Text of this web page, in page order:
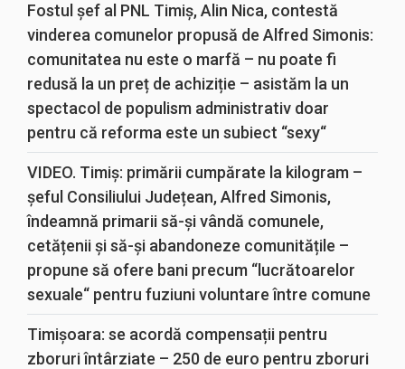
Fostul șef al PNL Timiș, Alin Nica, contestă
vinderea comunelor propusă de Alfred Simonis:
comunitatea nu este o marfă – nu poate fi
redusă la un preț de achiziție – asistăm la un
spectacol de populism administrativ doar
pentru că reforma este un subiect “sexy“
VIDEO. Timiș: primării cumpărate la kilogram –
șeful Consiliului Județean, Alfred Simonis,
îndeamnă primarii să-și vândă comunele,
cetățenii și să-și abandoneze comunitățile –
propune să ofere bani precum “lucrătoarelor
sexuale“ pentru fuziuni voluntare între comune
Timișoara: se acordă compensații pentru
zboruri întârziate – 250 de euro pentru zboruri